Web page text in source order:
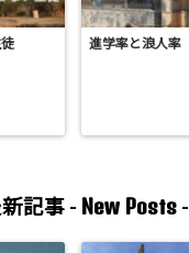
進学率と浪人率
記事 - New Posts -